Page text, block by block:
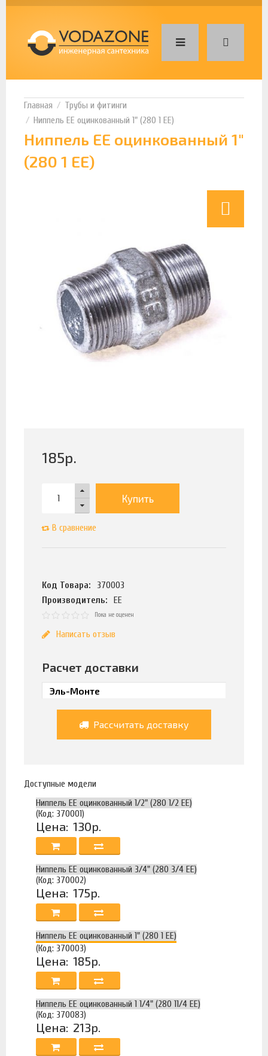
Трубы и фитинги
Ниппель ЕЕ оцинкованный 1" (280 1 EE)
Ниппель ЕЕ оцинкованный 1"
(280 1 EE)
185р.
Купить
В сравнение
Код Товара:
370003
Производитель:
ЕЕ
Пока не оценен
Написать отзыв
Расчет доставки
Рассчитать доставку
Доступные модели
Ниппель ЕЕ оцинкованный 1/2" (280 1/2 EE)
(Код: 370001)
Цена: 130р.
Ниппель ЕЕ оцинкованный 3/4" (280 3/4 EE)
(Код: 370002)
Цена: 175р.
Ниппель ЕЕ оцинкованный 1" (280 1 EE)
(Код: 370003)
Цена: 185р.
Ниппель ЕЕ оцинкованный 1 1/4" (280 11/4 EE)
(Код: 370083)
Цена: 213р.